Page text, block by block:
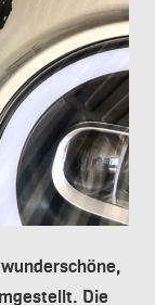
Die